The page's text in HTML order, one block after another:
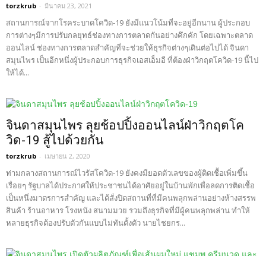
torzkrub - มีนาคม 23, 2021
สถานการณ์จากโรคระบาดโควิด-19 ยังมีแนวโน้มที่จะอยู่อีกนาน ผู้ประกอบ
การต่างๆมีการปรับกลยุทธ์ช่องทางการตลาดกันอย่างคึกคัก โดยเฉพาะตลาด
ออนไลน์ ช่องทางการตลาดสำคัญที่จะช่วยให้ธุรกิจต่างๆเดินต่อไปได้ จินดา
สมุนไพร เป็นอีกหนึ่งผู้ประกอบการธุรกิจเอสเอ็มอี ที่ต้องฝ่าวิกฤตโควิด-19 นี้ไป
ให้ได้...
จินดาสมุนไพร ลุยช้อปปิ้งออนไลน์ฝ่าวิกฤตโค
วิด-19 สู้ไปด้วยกัน
torzkrub - เมษายน 2, 2020
ท่ามกลางสถานการณ์ไวรัสโควิด-19 ยังคงมียอดตัวเลขของผู้ติดเชื้อเพิ่มขึ้น
เรื่อยๆ รัฐบาลได้ประกาศให้ประชาชนได้อาศัยอยู่ในบ้านพักเพื่อลดการติดเชื้อ
เป็นหนึ่งมาตรการสำคัญ และได้สั่งปิดสถานที่ที่มีคนพลุกพล่านอย่างห้างสรรพ
สินค้า ร้านอาหาร โรงหนัง สนามมวย รวมถึงธุรกิจที่มีผู้คนพลุกพล่าน ทำให้
หลายธุรกิจต้องปรับตัวกันแบบไม่ทันตั้งตัว นายไชยกร...